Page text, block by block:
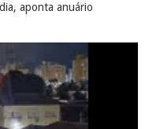
aponta anuário